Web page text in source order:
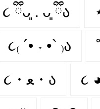
૮ ྀིᴗ͈ . ᴗ͈ ྀིა
૮₍ ´• ˕ •` ₎ა
૮・ﻌ・ა